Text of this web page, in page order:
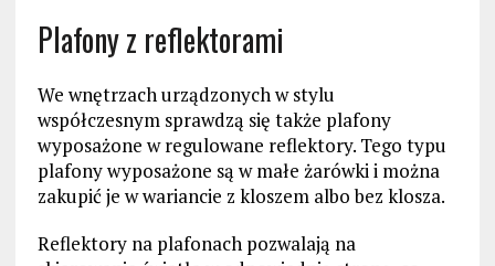
Plafony z reflektorami
We wnętrzach urządzonych w stylu
współczesnym sprawdzą się także plafony
wyposażone w regulowane reflektory. Tego typu
plafony wyposażone są w małe żarówki i można
zakupić je w wariancie z kloszem albo bez klosza.
Reflektory na plafonach pozwalają na